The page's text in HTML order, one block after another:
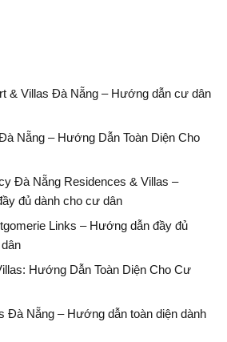
& Villas Đà Nẵng – Hướng dẫn cư dân
Nẵng – Hướng Dẫn Toàn Diện Cho
Đà Nẵng Residences & Villas –
đủ dành cho cư dân
Links – Hướng dẫn đầy đủ
Hướng Dẫn Toàn Diện Cho Cư
Đà Nẵng – Hướng dẫn toàn diện dành